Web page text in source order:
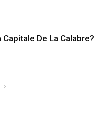
Capitale De La Calabre?